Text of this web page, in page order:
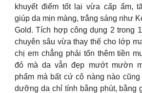
khuyết điểm tốt lại vừa cấp ẩm,
giúp da mịn màng, trắng sáng như
Gold. Tích hợp công dụng 2 trong
chuyên sâu vừa thay thế cho lớp
chị em chẳng phải tốn thêm tiền
đỏ mà da vẫn đẹp mướt mườn
phẩm mà bất cứ cô nàng nào
dưỡng da chỉ tính bằng phút, bằng